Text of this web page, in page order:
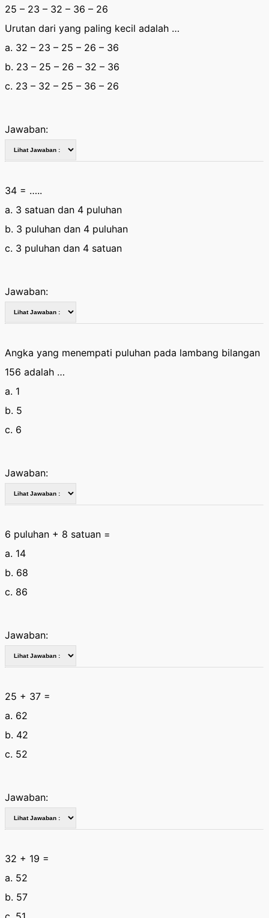
25 – 23 – 32 – 36 – 26
Urutan dari yang paling kecil adalah …
a. 32 – 23 – 25 – 26 – 36
b. 23 – 25 – 26 – 32 – 36
c. 23 – 32 – 25 – 36 – 26
Jawaban:
34 = …..
a. 3 satuan dan 4 puluhan
b. 3 puluhan dan 4 puluhan
c. 3 puluhan dan 4 satuan
Jawaban:
Angka yang menempati puluhan pada lambang bilangan
156 adalah …
a. 1
b. 5
c. 6
Jawaban:
6 puluhan + 8 satuan =
a. 14
b. 68
c. 86
Jawaban:
25 + 37 =
a. 62
b. 42
c. 52
Jawaban:
32 + 19 =
a. 52
b. 57